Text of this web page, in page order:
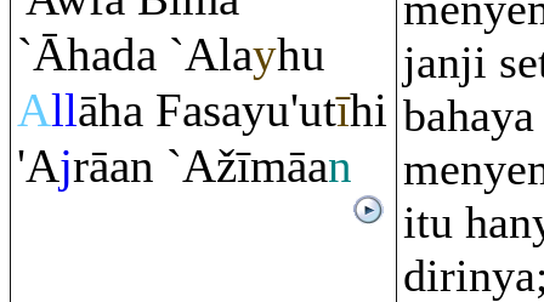
`Āhada `Alayhu
Allāha Fasayu'utīhi
'Ajrāan `Ažīmāan
janji
itu